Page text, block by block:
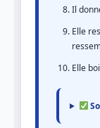
Il
Elle
Elle